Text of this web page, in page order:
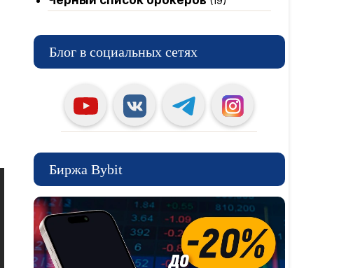
Блог в социальных сетях
Биржа Bybit